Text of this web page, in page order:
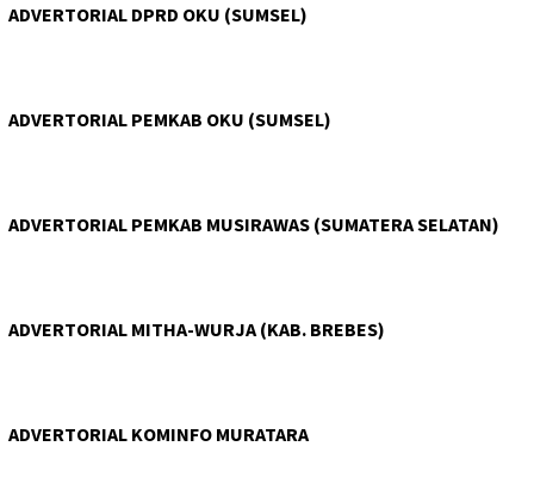
ADVERTORIAL DPRD OKU (SUMSEL)
ADVERTORIAL PEMKAB OKU (SUMSEL)
ADVERTORIAL PEMKAB MUSIRAWAS (SUMATERA SELATAN)
ADVERTORIAL MITHA-WURJA (KAB. BREBES)
ADVERTORIAL KOMINFO MURATARA